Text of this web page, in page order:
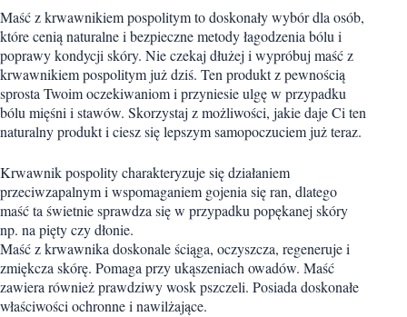
Maść z krwawnikiem pospolitym to doskonały wybór dla osób,
które cenią naturalne i bezpieczne metody łagodzenia bólu i
poprawy kondycji skóry. Nie czekaj dłużej i wypróbuj maść z
krwawnikiem pospolitym już dziś. Ten produkt z pewnością
sprosta Twoim oczekiwaniom i przyniesie ulgę w przypadku
bólu mięśni i stawów. Skorzystaj z możliwości, jakie daje Ci ten
naturalny produkt i ciesz się lepszym samopoczuciem już teraz.
Krwawnik pospolity charakteryzuje się działaniem
przeciwzapalnym i wspomaganiem gojenia się ran, dlatego
maść ta świetnie sprawdza się w przypadku popękanej skóry
np. na pięty czy dłonie.
Maść z krwawnika doskonale ściąga, oczyszcza, regeneruje i
zmiękcza skórę. Pomaga przy ukąszeniach owadów. Maść
zawiera również prawdziwy wosk pszczeli. Posiada doskonałe
właściwości ochronne i nawilżające.